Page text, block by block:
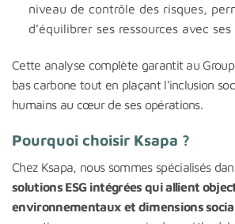
niveau de contrôle des risques,
d’équilibrer ses ressources avec
Cette analyse complète garantit au
bas carbone tout en plaçant l’inclusion
humains au cœur de ses opérations.
Pourquoi choisir Ksapa ?
Chez Ksapa, nous sommes spécialisés
solutions ESG intégrées qui allient
environnementaux et dimensions